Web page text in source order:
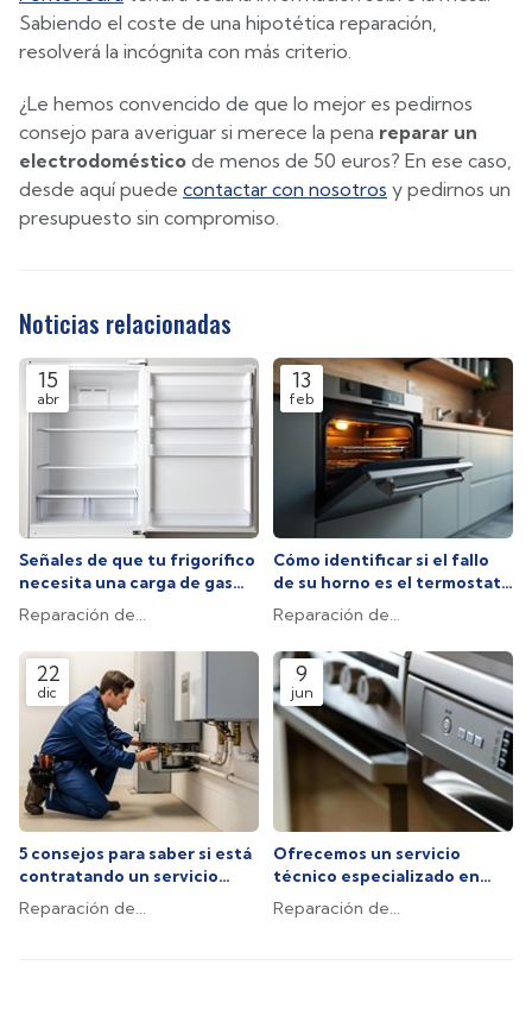
Sabiendo el coste de una hipotética reparación,
resolverá la incógnita con más criterio.
¿Le hemos convencido de que lo mejor es pedirnos
consejo para averiguar si merece la pena reparar un
electrodoméstico de menos de 50 euros? En ese caso,
desde aquí puede contactar con nosotros y pedirnos un
presupuesto sin compromiso.
Noticias relacionadas
15
abr
Señales de que tu frigorífico
necesita una carga de gas
refrigerante
Reparación de
13
feb
Cómo identificar si el fallo
de su horno es el termostato
o la resistencia
Reparación de
22
dic
5 consejos para saber si está
contratando un servicio
técnico de confianza
Reparación de
9
jun
Ofrecemos un servicio
técnico especializado en
marcas Junkers y Cointra
Reparación de